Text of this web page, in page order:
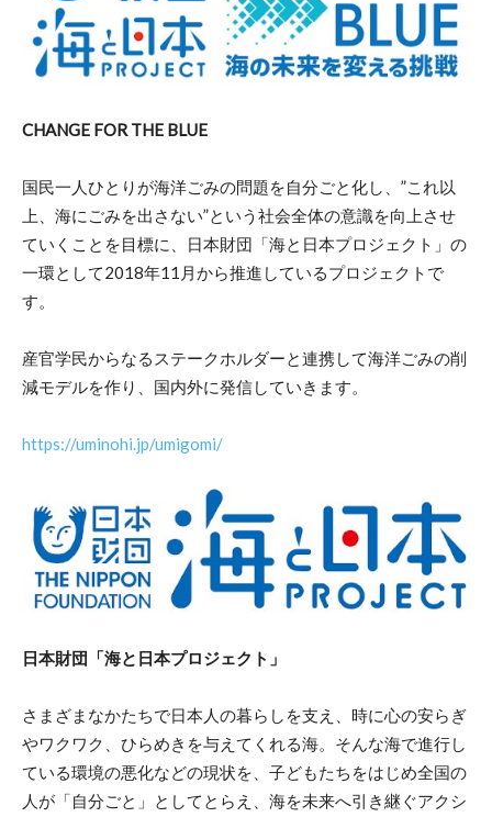
CHANGE FOR THE BLUE
国民一人ひとりが海洋ごみの問題を自分ごと化し、”これ以
上、海にごみを出さない”という社会全体の意識を向上させ
ていくことを目標に、日本財団「海と日本プロジェクト」の
一環として2018年11月から推進しているプロジェクトで
す。
産官学民からなるステークホルダーと連携して海洋ごみの削
減モデルを作り、国内外に発信していきます。
https://uminohi.jp/umigomi/
日本財団「海と日本プロジェクト」
さまざまなかたちで日本人の暮らしを支え、時に心の安らぎ
やワクワク、ひらめきを与えてくれる海。そんな海で進行し
ている環境の悪化などの現状を、子どもたちをはじめ全国の
人が「自分ごと」としてとらえ、海を未来へ引き継ぐアクシ